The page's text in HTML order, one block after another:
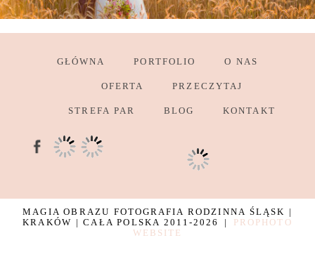
GŁÓWNA PORTFOLIO O NAS
OFERTA PRZECZYTAJ
STREFA PAR BLOG KONTAKT
MAGIA OBRAZU FOTOGRAFIA RODZINNA ŚLĄSK |
KRAKÓW | CAŁA POLSKA 2011-2026
|
PROPHOTO
WEBSITE